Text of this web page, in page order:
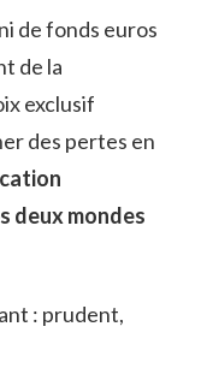
de fonds euros
de la
exclusif
des pertes en
deux mondes
: prudent,